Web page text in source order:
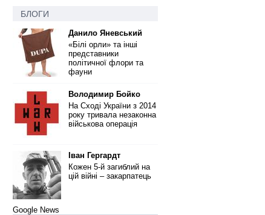
БЛОГИ
Данило Яневський
«Білі орли» та інші
представники
політичної флори та
фауни
Володимир Бойко
На Сході України з 2014
року тривала незаконна
військова операція
Іван Гергардт
Кожен 5-й загиблий на
цій війні – закарпатець
Google News